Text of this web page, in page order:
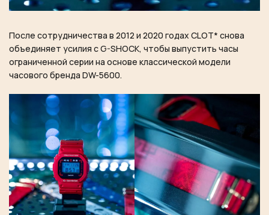
После сотрудничества в 2012 и 2020 годах CLOT* снова
объединяет усилия с G-SHOCK, чтобы выпустить часы
ограниченной серии на основе классической модели
часового бренда DW-5600.